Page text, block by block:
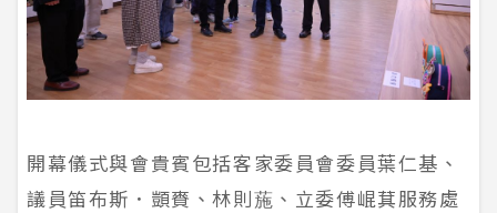
開幕儀式與會貴賓包括客家委員會委員葉仁基、
議員笛布斯．顗賚、林則葹、立委傅崐萁服務處